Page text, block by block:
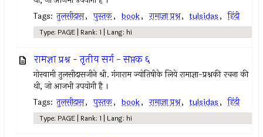
Tags: तुलसीदास, पुस्तक, book, रामाज्ञा प्रश्न, tulsidas, हिंदी
Type: PAGE | Rank: 1 | Lang: hi
रामज्ञा प्रश्न - तृतीय सर्ग - सप्तक ६
गोस्वामी तुलसीदासजीने श्री. गंगाराम ज्योतिषीके लिये रामाज्ञा-प्रश्नकी रचना की
थी, जो आजभी उपयोगी है ।
Tags: तुलसीदास, पुस्तक, book, रामाज्ञा प्रश्न, tulsidas, हिंदी
Type: PAGE | Rank: 1 | Lang: hi